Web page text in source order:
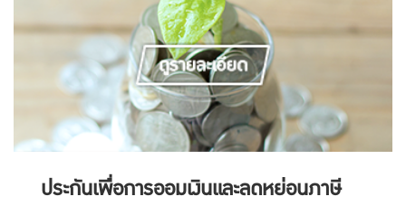
ประกันเพื่อการออมเงินและลดหย่อนภาษี